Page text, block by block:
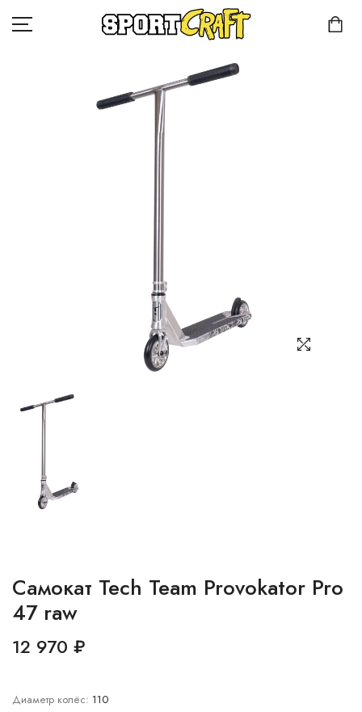
Самокат Tech Team Provokator Pro
47 raw
12 970 ₽
Диаметр колёс: 110